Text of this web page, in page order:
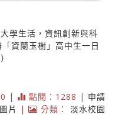
學生活，資訊創新與科
資蘭玉樹」高中生一日
| 點閱：1288 | 申請
圖片
| 分類： 淡水校園